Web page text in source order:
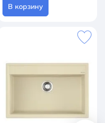
В корзину